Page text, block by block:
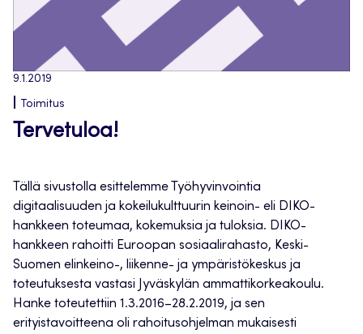
9.1.2019
Toimitus
Tervetuloa!
Tällä sivustolla esittelemme Työhyvinvointia
digitaalisuuden ja kokeilukulttuurin keinoin- eli DIKO-
hankkeen toteumaa, kokemuksia ja tuloksia. DIKO-
hankkeen rahoitti Euroopan sosiaalirahasto, Keski-
Suomen elinkeino-, liikenne- ja ympäristökeskus ja
toteutuksesta vastasi Jyväskylän ammattikorkeakoulu.
Hanke toteutettiin 1.3.2016–28.2.2019, ja sen
erityistavoitteena oli rahoitusohjelman mukaisesti